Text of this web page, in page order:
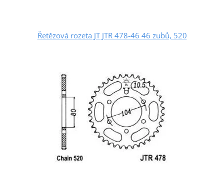
Řetězová rozeta JT JTR 478-46 46 zubů, 520